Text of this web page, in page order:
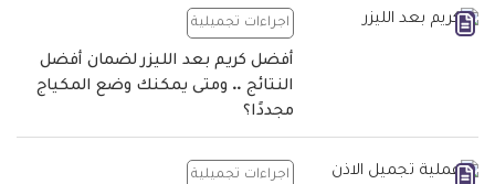
اجراءات تجميلية
أفضل كريم بعد الليزر لضمان أفضل
النتائج .. ومتى يمكنك وضع المكياج
مجددًا؟
اجراءات تجميلية